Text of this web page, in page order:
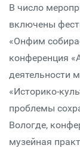
В число
включены
«Онфим
конференция
деятельности
«Историко-
проблемы
Вологде,
музейная